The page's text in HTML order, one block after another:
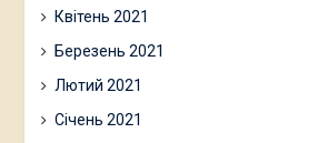
Квітень 2021
Березень 2021
Лютий 2021
Січень 2021